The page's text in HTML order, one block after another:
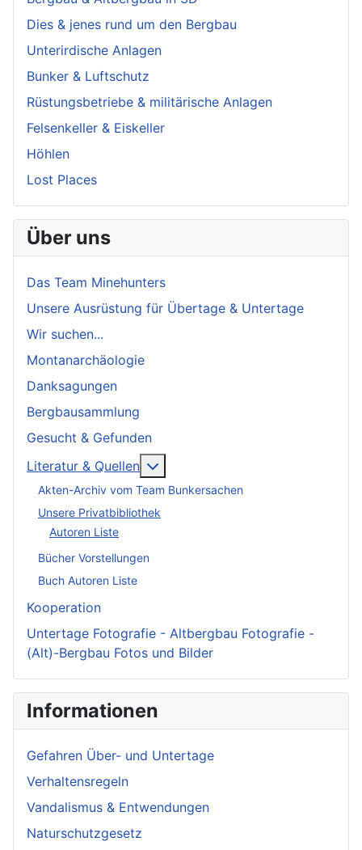
Dies & jenes rund um den Bergbau
Unterirdische Anlagen
Bunker & Luftschutz
Rüstungsbetriebe & militärische Anlagen
Felsenkeller & Eiskeller
Höhlen
Lost Places
Über uns
Das Team Minehunters
Unsere Ausrüstung für Übertage & Untertage
Wir suchen...
Montanarchäologie
Danksagungen
Bergbausammlung
Gesucht & Gefunden
Literatur & Quellen
Akten-Archiv vom Team Bunkersachen
Unsere Privatbibliothek
Autoren Liste
Bücher Vorstellungen
Buch Autoren Liste
Kooperation
Untertage Fotografie - Altbergbau Fotografie -
(Alt)-Bergbau Fotos und Bilder
Informationen
Gefahren Über- und Untertage
Verhaltensregeln
Vandalismus & Entwendungen
Naturschutzgesetz